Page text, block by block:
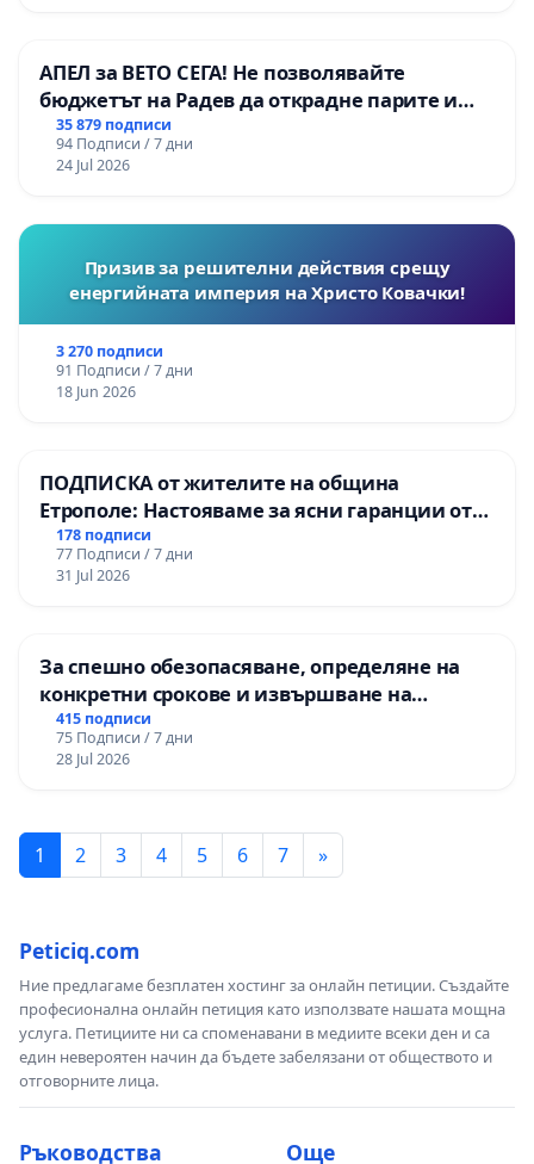
АПЕЛ за ВЕТО СЕГА! Не позволявайте
бюджетът на Радев да открадне парите и
правата ни в тъмното
35 879 подписи
94 Подписи / 7 дни
24 Jul 2026
Призив за решителни действия срещу
енергийната империя на Христо Ковачки!
3 270 подписи
91 Подписи / 7 дни
18 Jun 2026
ПОДПИСКА от жителите на община
Етрополе: Настояваме за ясни гаранции от
“Елаците-МЕД” АД и от държавата, че ще се
изпълнят всички екологични норми!
178 подписи
77 Подписи / 7 дни
31 Jul 2026
За спешно обезопасяване, определяне на
конкретни срокове и извършване на
цялостна рехабилитация на
републиканския път между пътен възел АМ
„Тракия“ - гр. Ихтиман - с. Мирово - к.к.
415 подписи
75 Подписи / 7 дни
28 Jul 2026
1 2 3 4 5 6 7 »
Peticiq.com
Ние предлагаме безплатен хостинг за онлайн петиции. Създайте
професионална онлайн петиция като използвате нашата мощна
услуга. Петициите ни са споменавани в медиите всеки ден и са
един невероятен начин да бъдете забелязани от обществото и
отговорните лица.
Ръководства Още